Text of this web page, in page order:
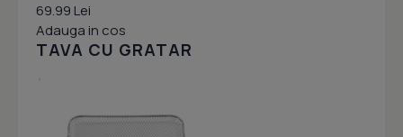
69.99 Lei
Adauga in cos
TAVA CU GRATAR